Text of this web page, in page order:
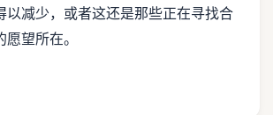
以减少，或者这还是那些正在寻找合
望所在。